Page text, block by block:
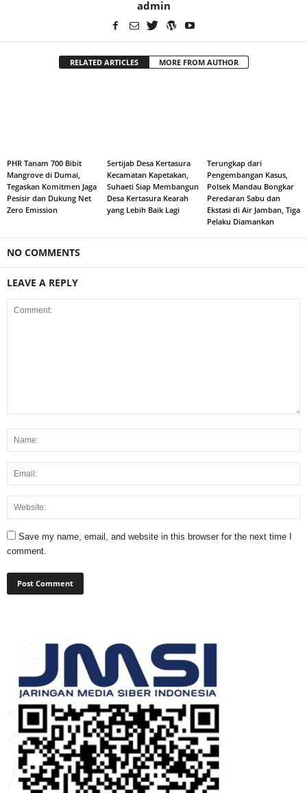
admin
RELATED ARTICLES MORE FROM AUTHOR
PHR Tanam 700 Bibit
Mangrove di Dumai,
Tegaskan Komitmen Jaga
Pesisir dan Dukung Net
Zero Emission
Sertijab Desa Kertasura
Kecamatan Kapetakan,
Suhaeti Siap Membangun
Desa Kertasura Kearah
yang Lebih Baik Lagi
Terungkap dari
Pengembangan Kasus,
Polsek Mandau Bongkar
Peredaran Sabu dan
Ekstasi di Air Jamban, Tiga
Pelaku Diamankan
NO COMMENTS
LEAVE A REPLY
Save my name, email, and website in this browser for the next time I
comment.